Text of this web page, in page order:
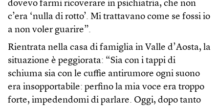
dovevo farmi ricoverare in psichiatria, che non
c’era ‘nulla di rotto’. Mi trattavano come se fossi io
a non voler guarire”.
Rientrata nella casa di famiglia in Valle d’Aosta, la
situazione è peggiorata: “Sia con i tappi di
schiuma sia con le cuffie antirumore ogni suono
era insopportabile: perfino la mia voce era troppo
forte, impedendomi di parlare. Oggi, dopo tanto